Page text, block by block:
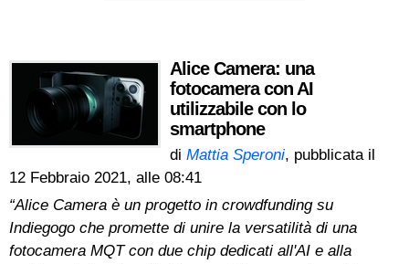
Alice Camera: una
fotocamera con AI
utilizzabile con lo
smartphone
di Mattia Speroni, pubblicata il
12 Febbraio 2021, alle 08:41
“Alice Camera è un progetto in crowdfunding su
Indiegogo che promette di unire la versatilità di una
fotocamera MQT con due chip dedicati all'AI e alla